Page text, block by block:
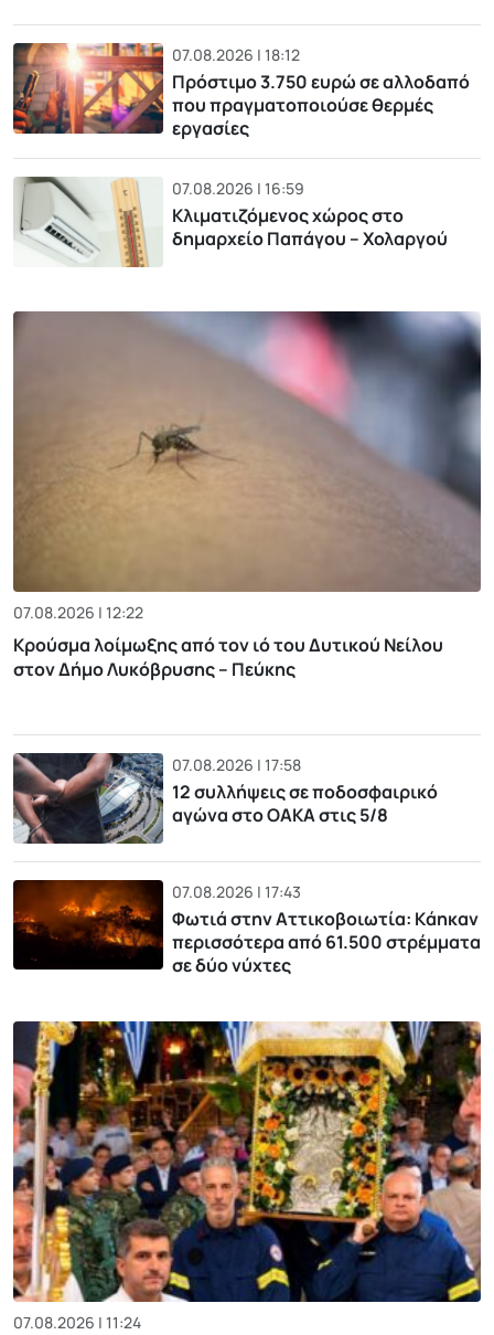
07.08.2026 | 18:12
Πρόστιμο 3.750 ευρώ σε αλλοδαπό
που πραγματοποιούσε θερμές
εργασίες
07.08.2026 | 16:59
Κλιματιζόμενος χώρος στο
δημαρχείο Παπάγου – Χολαργού
07.08.2026 | 12:22
Κρούσμα λοίμωξης από τον ιό του Δυτικού Νείλου
στον Δήμο Λυκόβρυσης – Πεύκης
07.08.2026 | 17:58
12 συλλήψεις σε ποδοσφαιρικό
αγώνα στο ΟΑΚΑ στις 5/8
07.08.2026 | 17:43
Φωτιά στην Αττικοβοιωτία: Kάηκαν
περισσότερα από 61.500 στρέμματα
σε δύο νύχτες
07.08.2026 | 11:24